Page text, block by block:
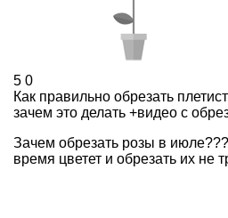
5 0
Как правильно обрезать
зачем это делать +видео с
Зачем обрезать розы в
время цветет и обрезать их не